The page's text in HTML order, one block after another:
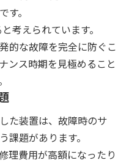
。
考えられています。
的な故障を完全に防ぐこ
ンス時期を見極めること
た装置は、故障時のサ
課題があります。
理費用が高額になったり